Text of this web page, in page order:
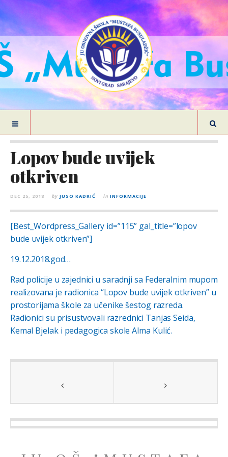
Lopov bude uvijek
otkriven
DEC 25, 2018 by JUSO KADRIĆ in INFORMACIJE
[Best_Wordpress_Gallery id=”115” gal_title=”lopov
bude uvijek otkriven”]
19.12.2018.god…
Rad policije u zajednici u saradnji sa Federalnim mupom
realizovana je radionica “Lopov bude uvijek otkriven” u
prostorijama škole za učenike šestog razreda.
Radionici su prisustvovali razrednici Tanjas Seida,
Kemal Bjelak i pedagogica skole Alma Kulić.